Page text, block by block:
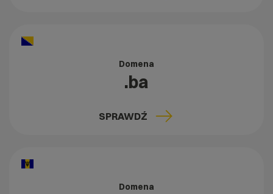
Domena
.ba
SPRAWDŹ
Domena